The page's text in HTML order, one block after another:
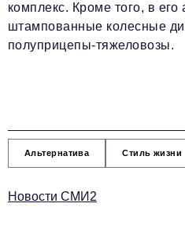
комплекс. Кроме того, в его
штампованные колесные
полуприцепы-тяжеловозы.
Альтернатива Стиль жизни
Новости СМИ2